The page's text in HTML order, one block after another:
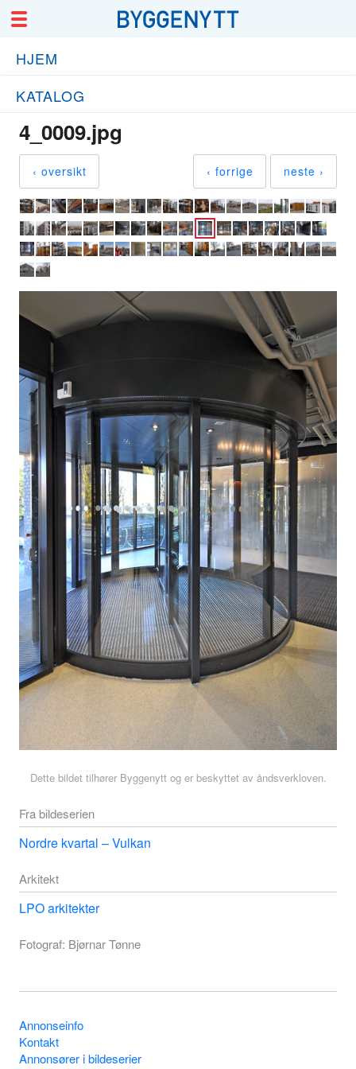
HJEM
KATALOG
4_0009.jpg
‹ oversikt ‹ forrige neste ›
Dette bildet tilhører Byggenytt og er beskyttet av åndsverkloven.
Fra bildeserien
Nordre kvartal – Vulkan
Arkitekt
LPO arkitekter
Fotograf: Bjørnar Tønne
Annonseinfo
Kontakt
Annonsører i bildeserier